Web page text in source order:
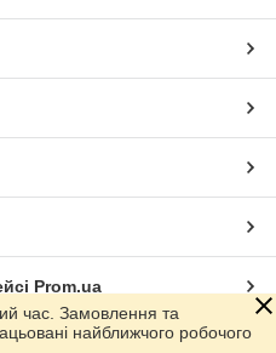
Prom.ua
час. Замовлення та
найближчого робочого